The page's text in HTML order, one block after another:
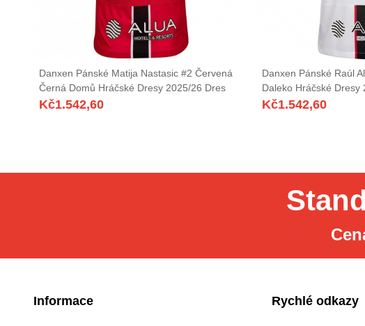
Danxen Pánské Matija Nastasic #2 Červená
Černá Domů Hráčské Dresy 2025/26 Dres
Kč1.542,60
Danxen Pánské Raúl
Daleko Hráčské Dresy
Kč1.542,60
Informace Rychlé odkazy